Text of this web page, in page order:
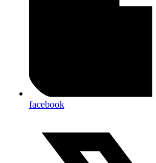
facebook